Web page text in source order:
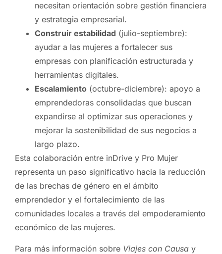
necesitan orientación sobre gestión financiera
y estrategia empresarial.
Construir estabilidad (julio-septiembre):
ayudar a las mujeres a fortalecer sus
empresas con planificación estructurada y
herramientas digitales.
Escalamiento (octubre-diciembre): apoyo a
emprendedoras consolidadas que buscan
expandirse al optimizar sus operaciones y
mejorar la sostenibilidad de sus negocios a
largo plazo.
Esta colaboración entre inDrive y Pro Mujer
representa un paso significativo hacia la reducción
de las brechas de género en el ámbito
emprendedor y el fortalecimiento de las
comunidades locales a través del empoderamiento
económico de las mujeres.
Para más información sobre Viajes con Causa y